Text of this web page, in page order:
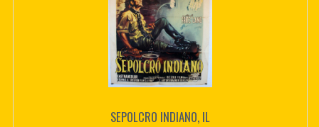
SEPOLCRO INDIANO, IL